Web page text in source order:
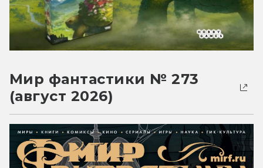
Мир фантастики № 273
(август 2026)